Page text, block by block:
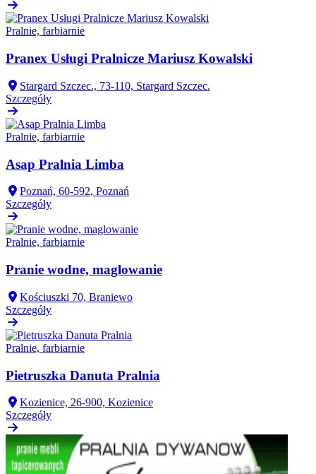
Pralnie, farbiarnie
Pranex Usługi Pralnicze Mariusz Kowalski
Stargard Szczec., 73-110, Stargard Szczec.
Szczegóły
Pralnie, farbiarnie
Asap Pralnia Limba
Poznań, 60-592, Poznań
Szczegóły
Pralnie, farbiarnie
Pranie wodne, maglowanie
Kościuszki 70, Braniewo
Szczegóły
Pralnie, farbiarnie
Pietruszka Danuta Pralnia
Kozienice, 26-900, Kozienice
Szczegóły